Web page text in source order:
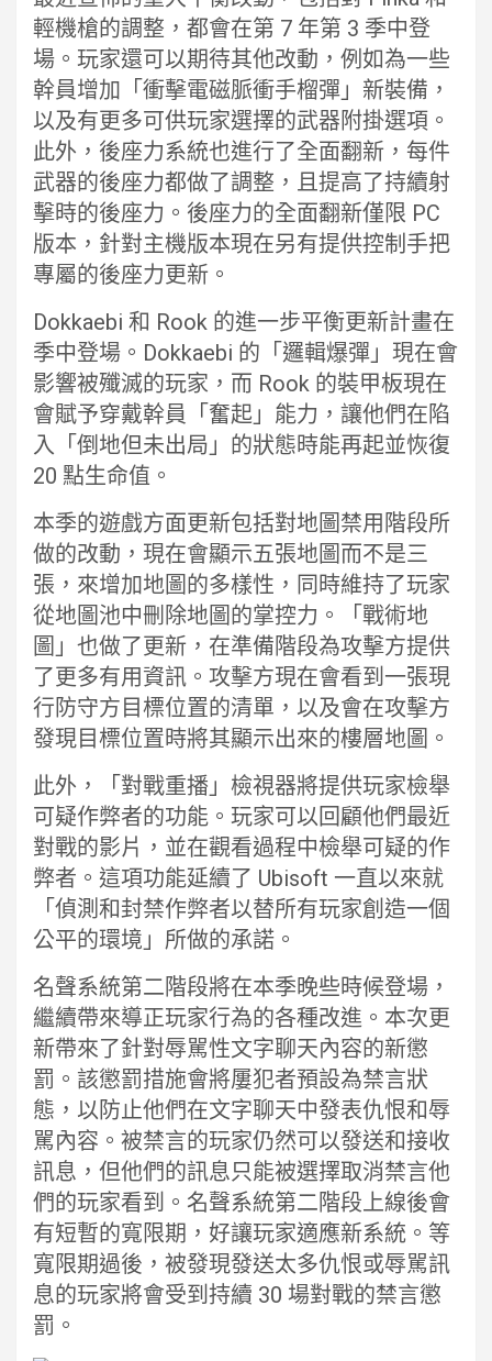
輕機槍的調整，都會在第 7 年第 3 季中登
場。玩家還可以期待其他改動，例如為一些
幹員增加「衝擊電磁脈衝手榴彈」新裝備，
以及有更多可供玩家選擇的武器附掛選項。
此外，後座力系統也進行了全面翻新，每件
武器的後座力都做了調整，且提高了持續射
擊時的後座力。後座力的全面翻新僅限 PC
版本，針對主機版本現在另有提供控制手把
專屬的後座力更新。
Dokkaebi 和 Rook 的進一步平衡更新計畫在
季中登場。Dokkaebi 的「邏輯爆彈」現在會
影響被殲滅的玩家，而 Rook 的裝甲板現在
會賦予穿戴幹員「奮起」能力，讓他們在陷
入「倒地但未出局」的狀態時能再起並恢復
20 點生命值。
本季的遊戲方面更新包括對地圖禁用階段所
做的改動，現在會顯示五張地圖而不是三
張，來增加地圖的多樣性，同時維持了玩家
從地圖池中刪除地圖的掌控力。「戰術地
圖」也做了更新，在準備階段為攻擊方提供
了更多有用資訊。攻擊方現在會看到一張現
行防守方目標位置的清單，以及會在攻擊方
發現目標位置時將其顯示出來的樓層地圖。
此外，「對戰重播」檢視器將提供玩家檢舉
可疑作弊者的功能。玩家可以回顧他們最近
對戰的影片，並在觀看過程中檢舉可疑的作
弊者。這項功能延續了 Ubisoft 一直以來就
「偵測和封禁作弊者以替所有玩家創造一個
公平的環境」所做的承諾。
名聲系統第二階段將在本季晚些時候登場，
繼續帶來導正玩家行為的各種改進。本次更
新帶來了針對辱駡性文字聊天內容的新懲
罰。該懲罰措施會將屢犯者預設為禁言狀
態，以防止他們在文字聊天中發表仇恨和辱
駡內容。被禁言的玩家仍然可以發送和接收
訊息，但他們的訊息只能被選擇取消禁言他
們的玩家看到。名聲系統第二階段上線後會
有短暫的寬限期，好讓玩家適應新系統。等
寬限期過後，被發現發送太多仇恨或辱駡訊
息的玩家將會受到持續 30 場對戰的禁言懲
罰。